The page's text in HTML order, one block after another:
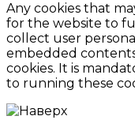
Any cookies that
for the website to
collect user
embedded
cookies. It is
to running these